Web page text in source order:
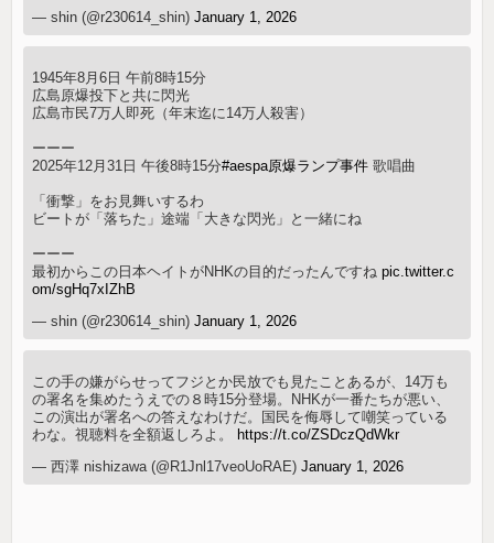
— shin (@r230614_shin)January 1, 2026
1945年8月6日 午前8時15分
広島原爆投下と共に閃光
広島市民7万人即死（年末迄に14万人殺害）
ーーー
2025年12月31日 午後8時15分#aespa原爆ランプ事件 歌唱曲
「衝撃」をお見舞いするわ
ビートが「落ちた」途端「大きな閃光」と一緒にね
ーーー
最初からこの日本ヘイトがNHKの目的だったんですねpic.twitter.c
om/sgHq7xIZhB
— shin (@r230614_shin)January 1, 2026
この手の嫌がらせってフジとか民放でも見たことあるが、14万も
の署名を集めたうえでの８時15分登場。NHKが一番たちが悪い、
この演出が署名への答えなわけだ。国民を侮辱して嘲笑っている
わな。視聴料を全額返しろよ。
https://t.co/ZSDczQdWkr
— 西澤 nishizawa (@R1Jnl17veoUoRAE)January 1, 2026